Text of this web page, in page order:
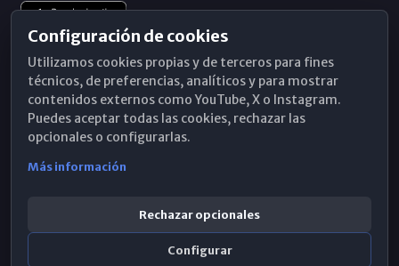
Configuración de cookies
Utilizamos cookies propias y de terceros para fines
técnicos, de preferencias, analíticos y para mostrar
contenidos externos como YouTube, X o Instagram.
Puedes aceptar todas las cookies, rechazar las
opcionales o configurarlas.
Más información
Rechazar opcionales
Configurar